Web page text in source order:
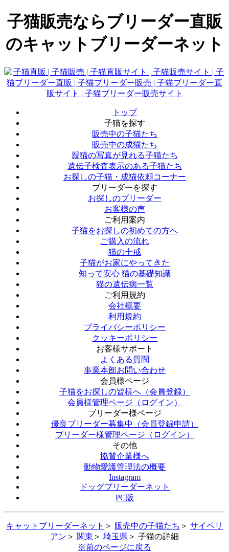
子猫販売ならブリーダー直販
のキャットブリーダーネット
トップ
子猫を探す
販売中の子猫たち
販売中の成猫たち
親猫の写真が見れる子猫たち
遺伝子検査表示のある子猫たち
お探しの子猫・成猫依頼コーナー
ブリーダーを探す
お探しのブリーダー
お客様の声
ご利用案内
子猫をお探しの初めての方へ
ご購入の流れ
猫の十戒
子猫がお家にやってきた
知って安心 猫の基礎知識
猫の遺伝病一覧
ご利用規約
会社概要
利用規約
プライバシーポリシー
クッキーポリシー
お客様サポート
よくある質問
事業本部お問い合わせ
会員様ページ
子猫をお探しの皆様へ（会員登録）
会員様管理ページ（ログイン）
ブリーダー様ページ
優良ブリーダー募集中（会員登録申請）
ブリーダー様管理ページ（ログイン）
その他
協賛企業様へ
動物愛護管理法の概要
Instagram
ドッグブリーダーネット
PC版
キャットブリーダーネット ＞ 販売中の子猫たち ＞ サイベリ
アン ＞ 関東 ＞ 埼玉県 ＞ 子猫の詳細
※前のページに戻る